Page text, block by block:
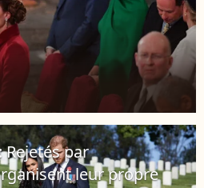
par
leur propre